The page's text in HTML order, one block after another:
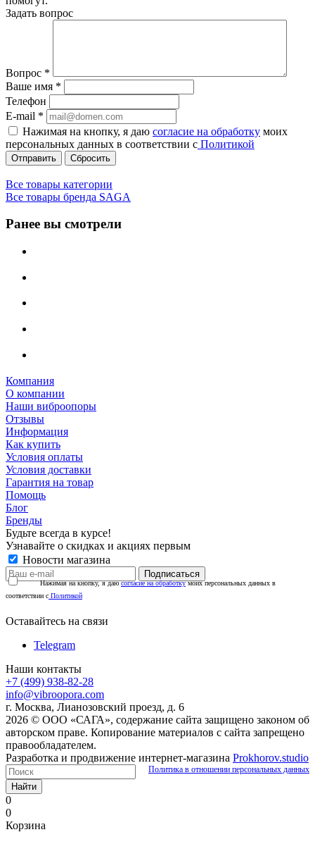
Задать вопрос
Вопрос *
Ваше имя *
Телефон
E-mail *
Нажимая на кнопку, я даю согласие на обработку моих
персональных данных в соответствии с Политикой
Сбросить
Все товары категории
Все товары бренда SAGA
Ранее вы смотрели
Компания
О компании
Наши виброопоры
Отзывы
Информация
Как купить
Условия оплаты
Условия доставки
Гарантия на товар
Помощь
Блог
Бренды
Будьте всегда в курсе!
Узнавайте о скидках и акциях первым
Новости магазина
Нажимая на кнопку, я даюсогласие на обработкумоих персональных данных в
соответствии с Политикой
Оставайтесь на связи
Telegram
Наши контакты
+7 (499) 938-82-28
info@vibroopora.com
г. Москва, Лианозовский проезд, д. 6
2026 © ООО «САГА», содержание сайта защищено законом об
авторском праве. Копирование материалов с сайта запрещено
правообладателем.
Разработка и продвижение интернет-магазина Prokhorov.studio
Политика в отношении персональных данных
Найти
0
0
Корзина